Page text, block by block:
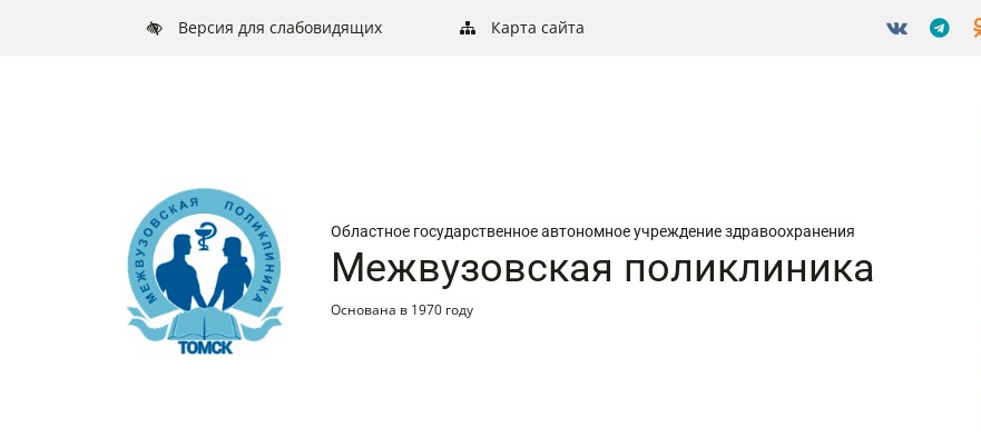
Версия для слабовидящих Карта сайта
Областное государственное автономное учреждение здравоохранения
Межвузовская поликлиника
Основана в 1970 году